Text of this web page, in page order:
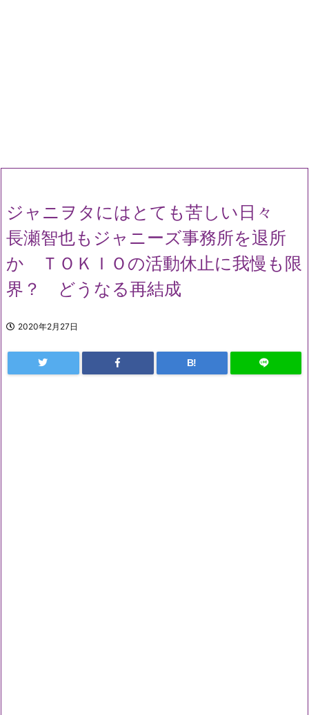
ジャニヲタにはとても苦しい日々
長瀬智也もジャニーズ事務所を退所
か ＴＯＫＩＯの活動休止に我慢も限
界？ どうなる再結成
2020年2月27日
B!